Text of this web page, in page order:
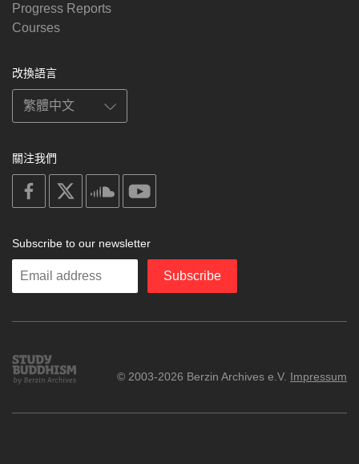
Progress Reports
Courses
改換語言
關注我們
on
facebook
soundcloud
Subscribe to our newsletter
Enter
Subscribe
Study
Buddhism
© 2003-2026 Berzin Archives e.V. Impressum